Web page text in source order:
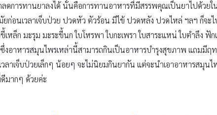
ลดการทานยาลงได้ นั่นคือการทานอาหารที่มีสรรพคุณเป็นยาไปด้ว
ก่อนเวลาเจ็บป่วย ปวดหัว ตัวร้อน มีไข้ ปวดหลัง ปวดไหล่ ฯลฯ ก็จะ
หล็ก มะรุม มะระขี้นก ใบโหรพา ใบกะเพรา ใบสาระแหน่ ใบตำลึง ฟั
าหารสมุนไพรเหล่านี้สามารถกินเป็นอาหารบำรุงสุขภาพ แถมมีฤท
ลาเจ็บป่วยเล็กๆ น้อยๆ จะไม่นิยมกินยากัน แต่จะนำเอาอาหารสมุน
มากๆ ด้วยค่ะ